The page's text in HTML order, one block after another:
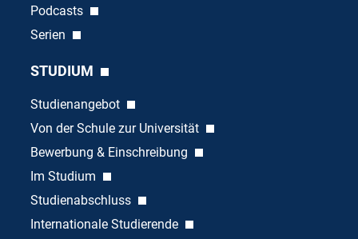
Podcasts
Serien
STUDIUM
Studienangebot
Von der Schule zur Universität
Bewerbung & Einschreibung
Im Studium
Studienabschluss
Internationale Studierende